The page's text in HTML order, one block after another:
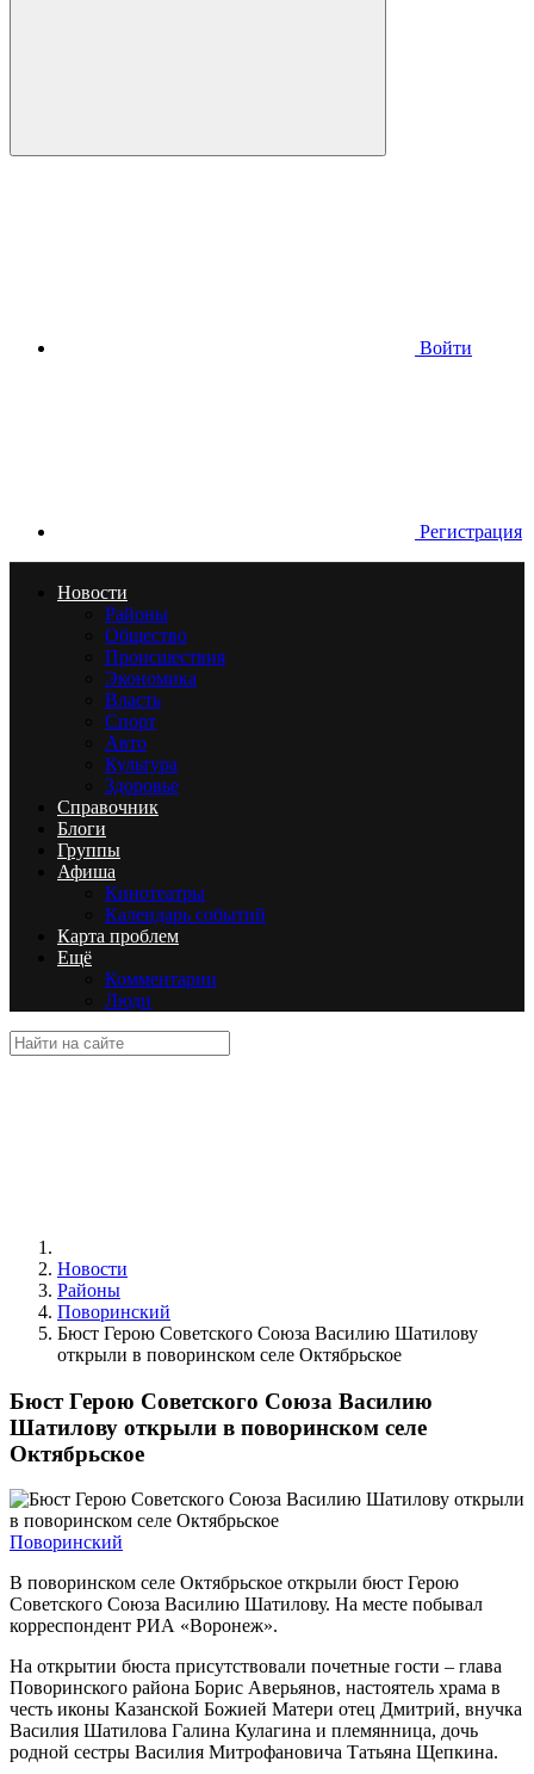
Войти
Регистрация
Новости
Районы
Общество
Происшествия
Экономика
Власть
Спорт
Авто
Культура
Здоровье
Справочник
Блоги
Группы
Афиша
Кинотеатры
Календарь событий
Карта проблем
Ещё
Комментарии
Люди
Новости
Районы
Поворинский
Бюст Герою Советского Союза Василию Шатилову
открыли в поворинском селе Октябрьское
Бюст Герою Советского Союза Василию
Шатилову открыли в поворинском селе
Октябрьское
Поворинский
В поворинском селе Октябрьское открыли бюст Герою
Советского Союза Василию Шатилову. На месте побывал
корреспондент РИА «Воронеж».
На открытии бюста присутствовали почетные гости – глава
Поворинского района Борис Аверьянов, настоятель храма в
честь иконы Казанской Божией Матери отец Дмитрий, внучка
Василия Шатилова Галина Кулагина и племянница, дочь
родной сестры Василия Митрофановича Татьяна Щепкина.